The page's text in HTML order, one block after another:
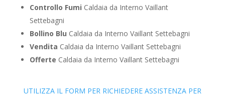
Controllo Fumi Caldaia da Interno Vaillant
Settebagni
Bollino Blu Caldaia da Interno Vaillant Settebagni
Vendita Caldaia da Interno Vaillant Settebagni
Offerte Caldaia da Interno Vaillant Settebagni
UTILIZZA IL FORM PER RICHIEDERE ASSISTENZA PER